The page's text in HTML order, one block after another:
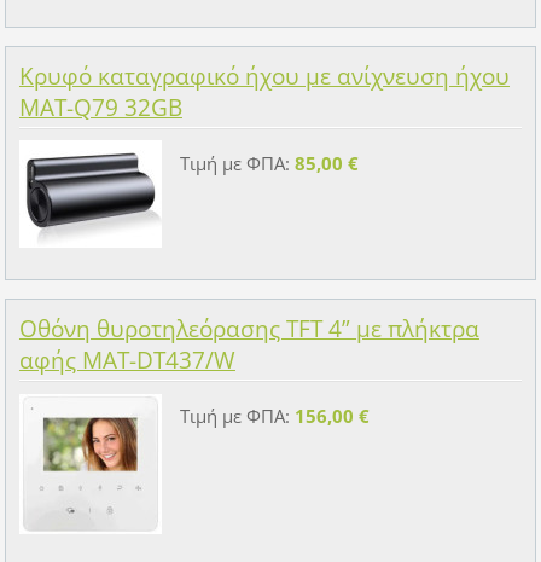
Κρυφό καταγραφικό ήχου με ανίχνευση ήχου
MAT-Q79 32GB
Τιμή με ΦΠΑ: 85,00 €
Οθόνη θυροτηλεόρασης TFT 4” με πλήκτρα
αφής MAT-DT437/W
Τιμή με ΦΠΑ: 156,00 €